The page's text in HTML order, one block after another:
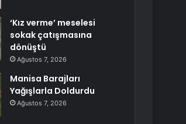
‘Kız verme’ meselesi
sokak çatışmasına
dönüştü
Ağustos 7, 2026
Manisa Barajları
Yağışlarla Doldurdu
Ağustos 7, 2026